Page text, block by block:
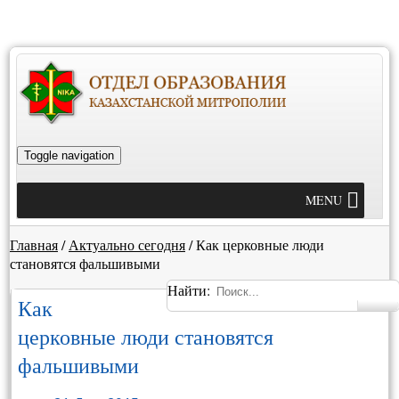
Toggle navigation
MENU
Главная/ Актуально сегодня/Как церковные люди
становятся фальшивыми
Найти:
Как
церковные люди становятся
фальшивыми